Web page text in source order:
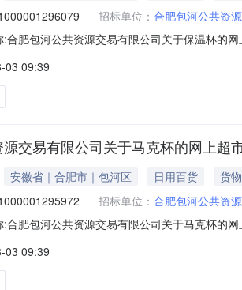
招标单位： 合肥包河公共资
:合肥包河公共资源交易有限公司关于保温杯的
源交易有限公司采购单位地址:/三、成交信息交
03 09:39
交易有限公司关于马克杯的网上超
安徽省｜合肥市｜包河区 日用百货
货物
招标单位： 合肥包河公共资
:合肥包河公共资源交易有限公司关于马克杯的
源交易有限公司采购单位地址:/三、成交信息交
03 09:39